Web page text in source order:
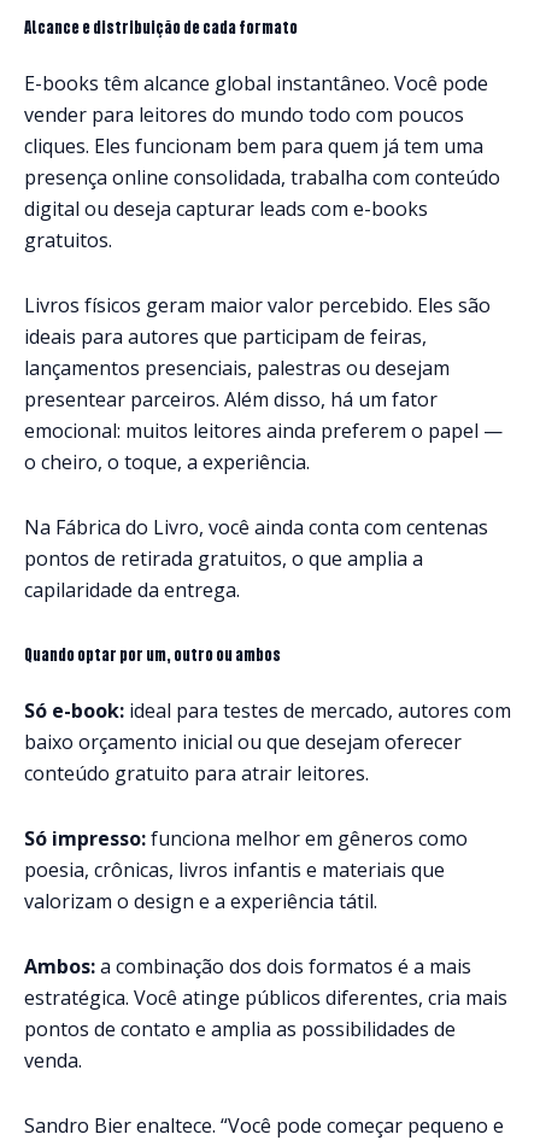
Alcance e distribuição de cada formato
E-books têm alcance global instantâneo. Você pode
vender para leitores do mundo todo com poucos
cliques. Eles funcionam bem para quem já tem uma
presença online consolidada, trabalha com conteúdo
digital ou deseja capturar leads com e-books
gratuitos.
Livros físicos geram maior valor percebido. Eles são
ideais para autores que participam de feiras,
lançamentos presenciais, palestras ou desejam
presentear parceiros. Além disso, há um fator
emocional: muitos leitores ainda preferem o papel —
o cheiro, o toque, a experiência.
Na Fábrica do Livro, você ainda conta com centenas
pontos de retirada gratuitos, o que amplia a
capilaridade da entrega.
Quando optar por um, outro ou ambos
Só e-book: ideal para testes de mercado, autores com
baixo orçamento inicial ou que desejam oferecer
conteúdo gratuito para atrair leitores.
Só impresso:funciona melhor em gêneros como
poesia, crônicas, livros infantis e materiais que
valorizam o design e a experiência tátil.
Ambos:a combinação dos dois formatos é a mais
estratégica. Você atinge públicos diferentes, cria mais
pontos de contato e amplia as possibilidades de
venda.
Sandro Bier enaltece. “Você pode começar pequeno e